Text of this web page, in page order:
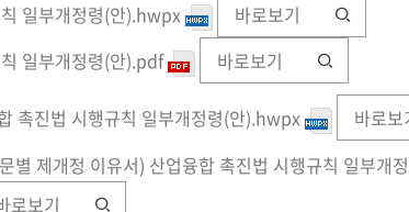
일부개정령(안).hwpx
바로보기
일부개정령(안).pdf
바로보기
촉진법 시행규칙 일부개정령(안).hwpx 바로보
별 제개정 이유서) 산업융합 촉진법 시행규칙 일부개
로보기